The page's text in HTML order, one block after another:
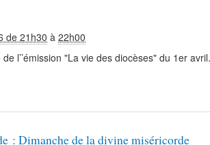
de 21h30 à 22h00
de l’’émission "La vie des diocèses" du 1er
: Dimanche de la divine miséricorde